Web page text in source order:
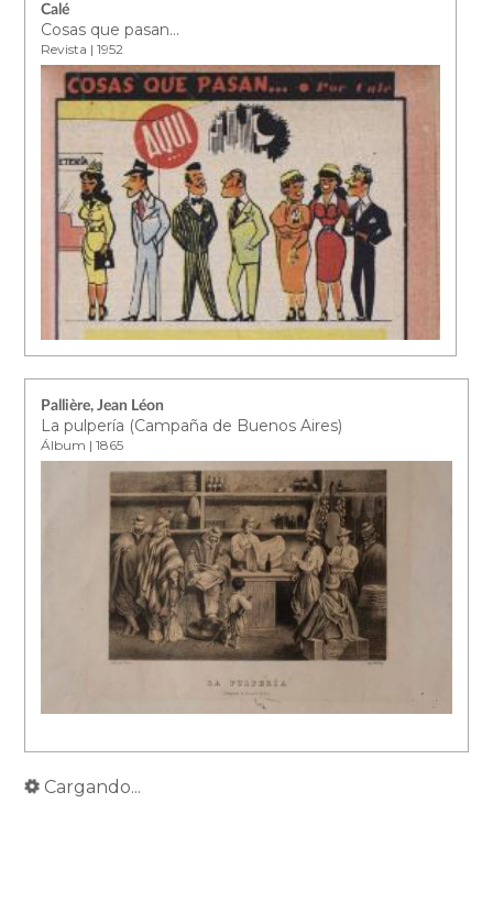
Calé
Cosas que pasan...
Revista | 1952
Pallière, Jean Léon
La pulpería (Campaña de Buenos Aires)
Álbum | 1865
Cargando...